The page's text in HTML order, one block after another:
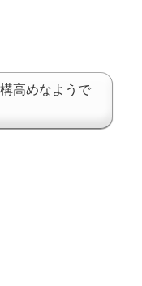
高めなようで